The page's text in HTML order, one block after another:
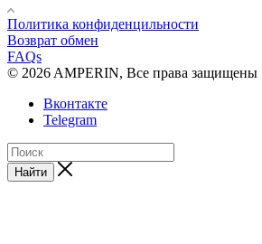
Политика конфиденцильности
Возврат обмен
FAQs
© 2026 AMPERIN, Все права защищены
Вконтакте
Telegram
Найти